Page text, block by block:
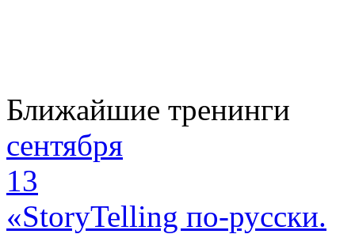
Ближайшие тренинги
сентября
13
«StoryTelling по-русски.